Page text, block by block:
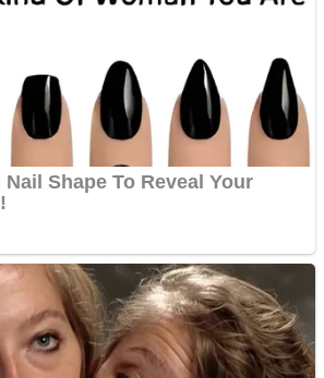
Anchetă incendiară la
Gherla, polițist acuzat de
abuz în serviciu
Covid-19: 755 de cazuri
noi în România
Răcitor de apă CW5000
pentru freze cu laser fără
metale